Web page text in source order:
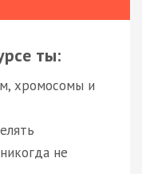
ты:
хромосомы и
не